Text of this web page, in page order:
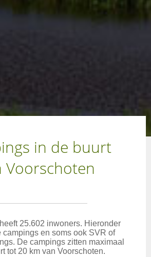
in de buurt
Voorschoten
25.602 inwoners. Hieronder
campings en soms ook SVR of
De campings zitten maximaal
tot 20 km van Voorschoten.